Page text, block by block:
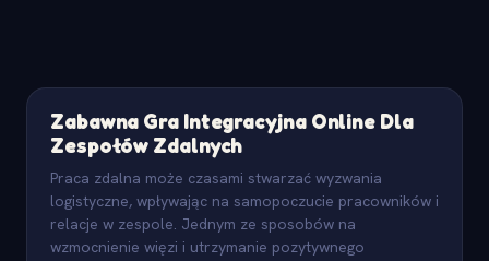
Zabawna Gra Integracyjna Online Dla
Zespołów Zdalnych
Praca zdalna może czasami stwarzać wyzwania
logistyczne, wpływając na samopoczucie pracowników i
relacje w zespole. Jednym ze sposobów na
wzmocnienie więzi i utrzymanie pozytywnego